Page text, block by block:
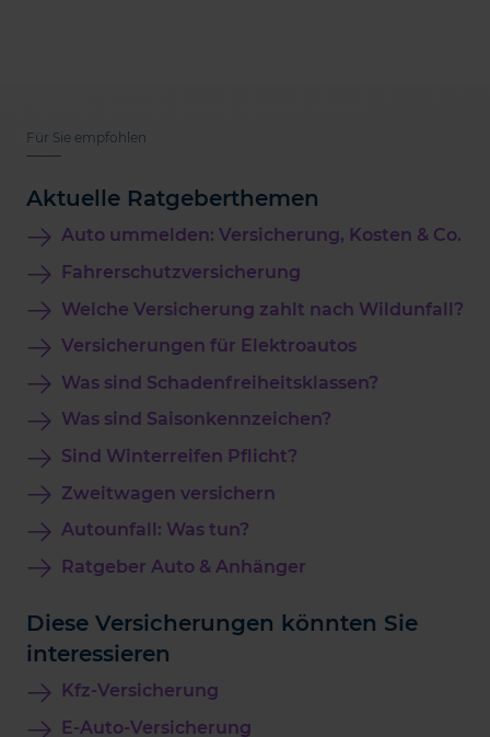
Für Sie empfohlen
Aktuelle Ratgeberthemen
Auto ummelden: Versicherung, Kosten & Co.
Fahrerschutzversicherung
Welche Versicherung zahlt nach Wildunfall?
Versicherungen für Elektroautos
Was sind Schadenfreiheitsklassen?
Was sind Saisonkennzeichen?
Sind Winterreifen Pflicht?
Zweitwagen versichern
Autounfall: Was tun?
Ratgeber Auto & Anhänger
Diese Versicherungen könnten Sie
interessieren
Kfz-Versicherung
E-Auto-Versicherung